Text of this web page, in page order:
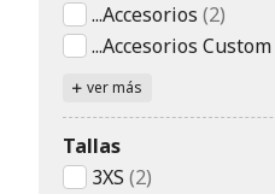
...Accesorios (2)
...Accesorios Custom
ver más
Tallas
3XS (2)